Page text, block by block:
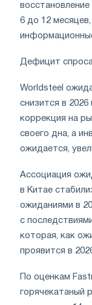
6 до 12
Дефицит
Worldsteel
снизится в
коррекция на
своего дна, а
ожидается,
Ассоциация
в Китае
ожиданиями в
с
которая, как
проявится в
По оценкам
горячекатаный